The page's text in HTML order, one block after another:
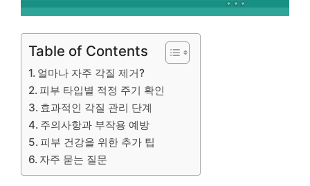
Table of Contents
얼마나 자주 각질 제거?
피부 타입별 적정 주기 확인
효과적인 각질 관리 단계
주의사항과 부작용 예방
피부 건강을 위한 추가 팁
자주 묻는 질문